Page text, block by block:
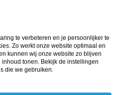
te verbeteren en je persoonlijker te
Zo werkt onze website optimaal en
kunnen wij onze website zo blijven
tonen. Bekijk de instellingen
die we gebruiken.